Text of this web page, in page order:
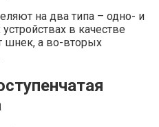
на два типа – одно- и
в качестве
шнек, а во-вторых